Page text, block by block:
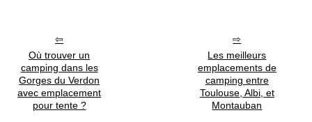
Où trouver un
camping dans les
Gorges du Verdon
avec emplacement
pour tente ?
Les meilleurs
emplacements de
camping entre
Toulouse, Albi, et
Montauban